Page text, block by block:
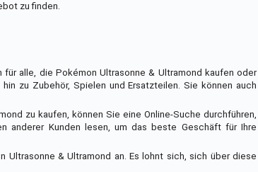
zu finden.
alle, die Pokémon Ultrasonne & Ultramond kaufen oder
zu Zubehör, Spielen und Ersatzteilen. Sie können auch
zu kaufen, können Sie eine Online-Suche durchführen,
anderer Kunden lesen, um das beste Geschäft für Ihre
& Ultramond an. Es lohnt sich, sich über diese